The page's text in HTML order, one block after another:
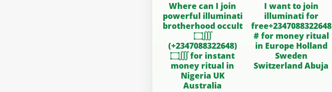
Where can I join
powerful illuminati
brotherhood occult
۝∭
(+2347088322648)
۝∭ for instant
money ritual in
Nigeria UK
Australia
I want to join
illuminati for
free+2347088322648
# for money ritual
in Europe Holland
Sweden
Switzerland Abuja